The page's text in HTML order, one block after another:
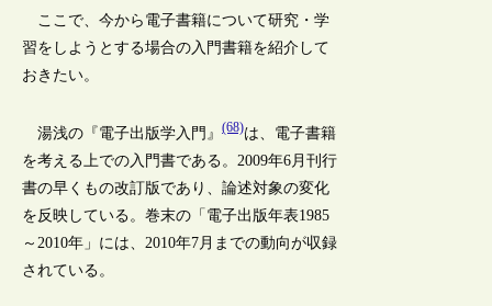
ここで、今から電子書籍について研究・学
習をしようとする場合の入門書籍を紹介して
おきたい。
湯浅の『電子出版学入門』(68)は、電子書籍
を考える上での入門書である。2009年6月刊行
書の早くもの改訂版であり、論述対象の変化
を反映している。巻末の「電子出版年表1985
～2010年」には、2010年7月までの動向が収録
されている。